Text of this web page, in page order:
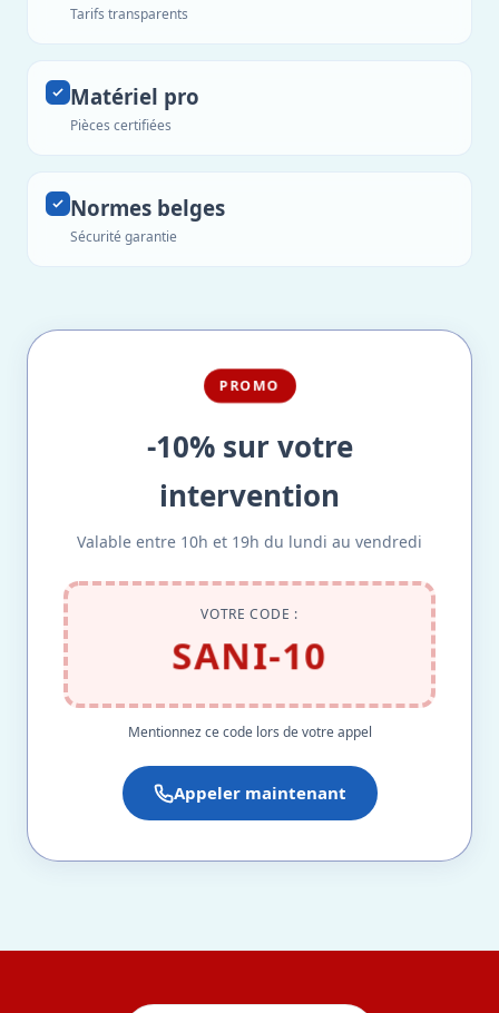
Tarifs transparents
Matériel pro
Pièces certifiées
Normes belges
Sécurité garantie
PROMO
-10% sur votre
intervention
Valable entre 10h et 19h du lundi au vendredi
VOTRE CODE :
SANI-10
Mentionnez ce code lors de votre appel
Appeler maintenant